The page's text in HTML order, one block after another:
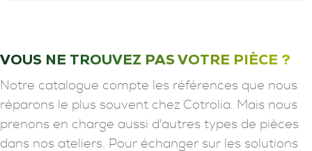
VOUS NE TROUVEZ PAS VOTRE PIÈCE ?
Notre catalogue compte les références que nous
réparons le plus souvent chez Cotrolia. Mais nous
prenons en charge aussi d'autres types de pièces
dans nos ateliers. Pour échanger sur les solutions